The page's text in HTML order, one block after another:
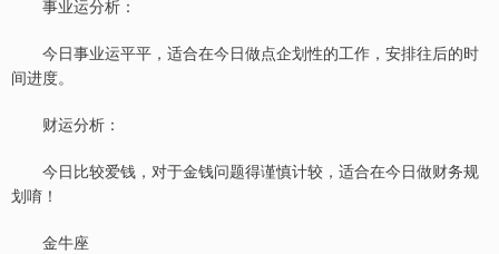
事业运分析：
今日事业运平平，适合在今日做点企划性的工作，安排往后的时
间进度。
财运分析：
今日比较爱钱，对于金钱问题得谨慎计较，适合在今日做财务规
划唷！
金牛座